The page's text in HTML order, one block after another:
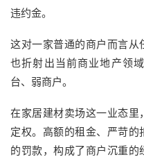
违约金。
这对一家普通的商户而言从
也折射出当前商业地产领
台、弱商户。
在家居建材卖场这一业态里，
定权。 高额的租金、严苛的
的罚款， 构成了商户沉重的